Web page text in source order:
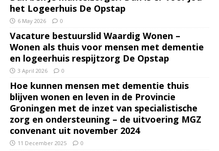
het Logeerhuis De Opstap
6 May 2026 0
Vacature bestuurslid Waardig Wonen –
Wonen als thuis voor mensen met dementie
en logeerhuis respijtzorg De Opstap
3 April 2026 0
Hoe kunnen mensen met dementie thuis
blijven wonen en leven in de Provincie
Groningen met de inzet van specialistische
zorg en ondersteuning – de uitvoering MGZ
convenant uit november 2024
11 December 2025 0